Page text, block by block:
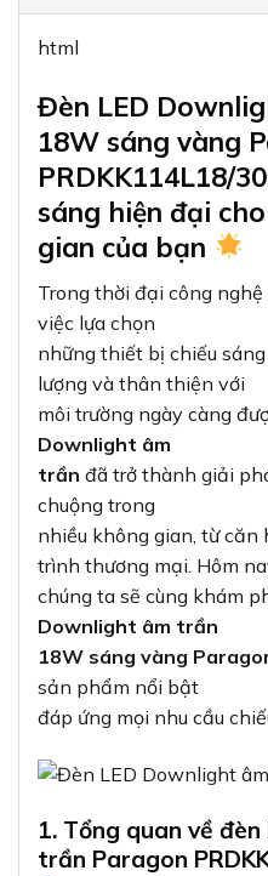
html
Đèn LED
18W sáng vàng
PRDKK114L18/
sáng hiện đại
gian của bạn
Trong thời đại công
việc lựa chọn
những thiết bị chiếu
lượng và thân thiện với
môi trường ngày càng
Downlight âm
trần đã trở thành giải
chuộng trong
nhiều không gian, từ căn
trình thương mại. Hôm
chúng ta sẽ cùng khám
Downlight âm trần
18W sáng vàng
sản phẩm nổi bật
đáp ứng mọi nhu cầu
1. Tổng quan về
trần Paragon